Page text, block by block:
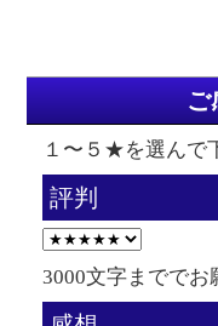
ご
１〜５★を選んで
評判
3000文字まででお